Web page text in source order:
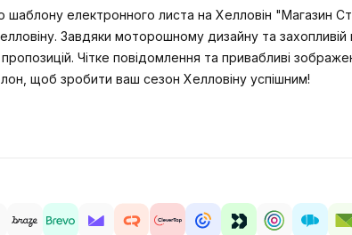
шаблону електронного листа на Хелловін "Магазин
Завдяки моторошному дизайну та
Чітке повідомлення та привабливі
щоб зробити ваш сезон Хелловіну успішним!